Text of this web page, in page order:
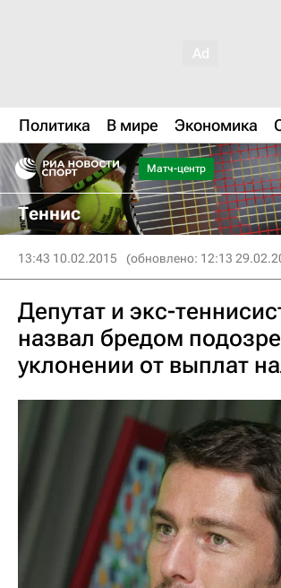
Политика В мире Экономика
Матч-центр
Теннис
13:43 10.02.2015 (обновлено: 12:13
Депутат и экс-
назвал бредом
уклонении от выплат